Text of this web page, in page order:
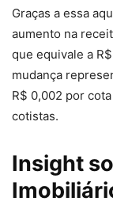
Graças a essa
aumento na
que equivale a
mudança
R$ 0,002 por
cotistas.
Insight